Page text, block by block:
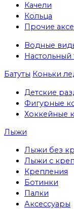
Качели
Кольца
Прочие
Водные
Настольный
Батуты Коньки
Детские
Фигурные
Хоккейные
Лыжи
Лыжи без
Лыжи с
Крепления
Ботинки
Палки
Аксессуары